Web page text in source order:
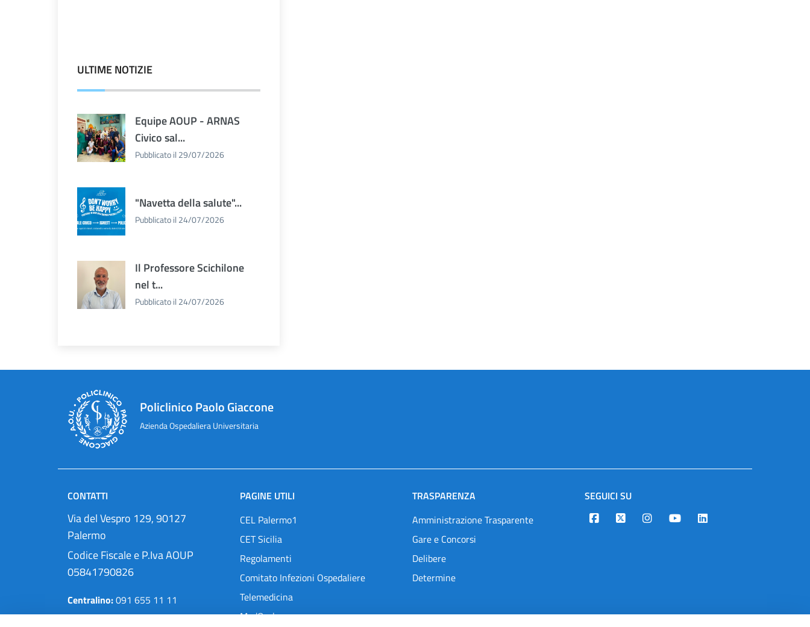
ULTIME NOTIZIE
Equipe AOUP - ARNAS
Civico sal...
Pubblicato il 29/07/2026
"Navetta della salute"...
Pubblicato il 24/07/2026
Il Professore Scichilone
nel t...
Pubblicato il 24/07/2026
Policlinico Paolo Giaccone
Azienda Ospedaliera Universitaria
CONTATTI
Via del Vespro 129, 90127
Palermo
Codice Fiscale e P.Iva AOUP
05841790826
Centralino:091 655 11 11
Pec:protocollo@cert.policlinico.pa.it
PAGINE UTILI
CEL Palermo1
CET Sicilia
Regolamenti
Comitato Infezioni Ospedaliere
Telemedicina
MedOral
TRASPARENZA
Amministrazione Trasparente
Gare e Concorsi
Delibere
Determine
SEGUICI SU
Designers Italia
TwitterInstagramYoutubeLinkedin